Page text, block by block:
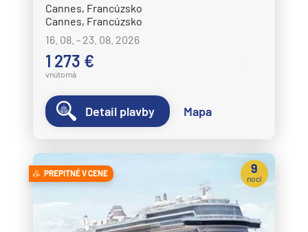
Cannes, Francúzsko
Cannes, Francúzsko
16. 08. - 23. 08. 2026
1 273 €
vnútorná
Detail plavby Mapa
PREPITNÉ V CENE 9
nocí